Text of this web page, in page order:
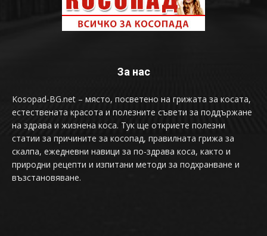
За нас
Kosopad-BG.net – място, посветено на грижата за косата,
естествената красота и полезните съвети за поддържане
на здрава и жизнена коса. Тук ще откриете полезни
статии за причините за косопад, правилната грижа за
скалпа, ежедневни навици за по-здрава коса, както и
природни рецепти и изпитани методи за подхранване и
възстановяване.